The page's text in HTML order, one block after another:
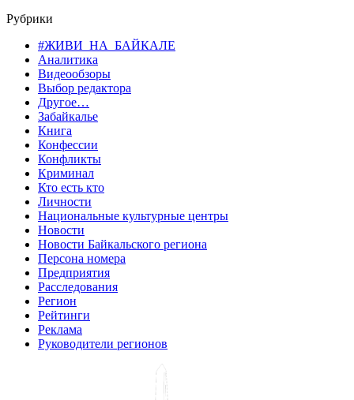
Рубрики
#ЖИВИ_НА_БАЙКАЛЕ
Аналитика
Видеообзоры
Выбор редактора
Другое…
Забайкалье
Книга
Конфессии
Конфликты
Криминал
Кто есть кто
Личности
Национальные культурные центры
Новости
Новости Байкальского региона
Персона номера
Предприятия
Расследования
Регион
Рейтинги
Реклама
Руководители регионов